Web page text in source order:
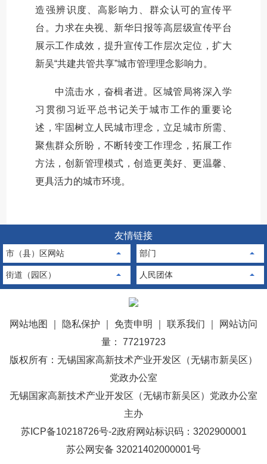
造强辨识度、高影响力、群众认可的宣传平
台。力求在央视、新华日报等高层级宣传平台
展示工作成效，提升宣传工作层次定位，扩大
新吴“共建共管共享”城市管理理念影响力。
中流击水，奋楫者进。区城管局将深入学
习贯彻习近平总书记关于城市工作的重要论
述，牢固树立人民城市理念，立足城市所需、
聚焦群众所盼，不断转变工作理念，拓展工作
方法，创新管理模式，创造更美好、更温馨、
更具活力的城市环境。
友情链接
市（县）区网站 部门
街道（园区） 人民团体
网站地图 隐私保护 免责申明 联系我们
网站访问
量： 77219723
版权所有：无锡国家高新技术产业开发区（无锡市新吴区）
党政办公室
无锡国家高新技术产业开发区（无锡市新吴区）党政办公室
主办
苏ICP备10218726号-2政府网站标识码：3202900001
苏公网安备 32021402000001号